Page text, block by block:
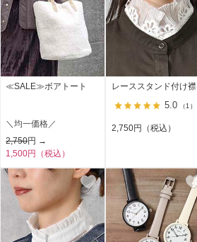
≪SALE≫ボアトート
＼均一価格／
2,750円 →
1,500円（税込）
レーススタンド付け襟
5.0 （1）
2,750円（税込）